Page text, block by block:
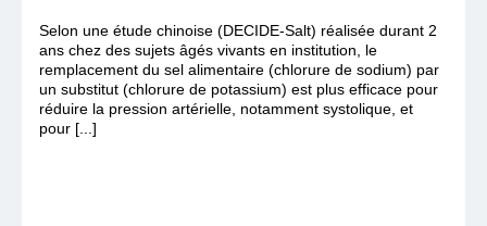
Selon une étude chinoise (DECIDE-Salt) réalisée durant 2
ans chez des sujets âgés vivants en institution, le
remplacement du sel alimentaire (chlorure de sodium) par
un substitut (chlorure de potassium) est plus efficace pour
réduire la pression artérielle, notamment systolique, et
pour [...]